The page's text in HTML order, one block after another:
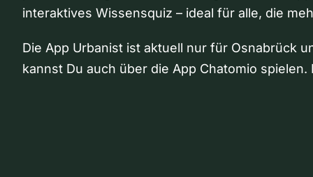
interaktives Wissensquiz – ideal für alle, die
Die App Urbanist ist aktuell nur für Osnabrück
kannst Du auch über die App Chatomio